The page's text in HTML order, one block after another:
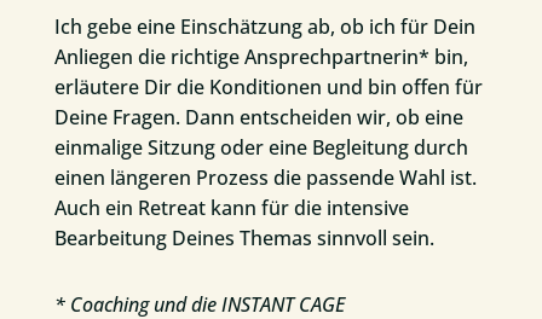
Ich gebe eine Einschätzung ab, ob ich für Dein
Anliegen die richtige Ansprechpartnerin* bin,
erläutere Dir die Konditionen und bin offen für
Deine Fragen. Dann entscheiden wir, ob eine
einmalige Sitzung oder eine Begleitung durch
einen längeren Prozess die passende Wahl ist.
Auch ein Retreat kann für die intensive
Bearbeitung Deines Themas sinnvoll sein.
* Coaching und die INSTANT CAGE